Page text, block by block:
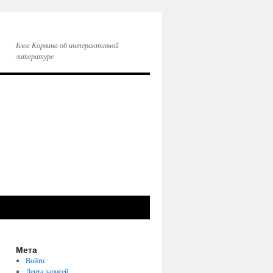
Блог Корвина об интерактивной
литературе
Мета
Войти